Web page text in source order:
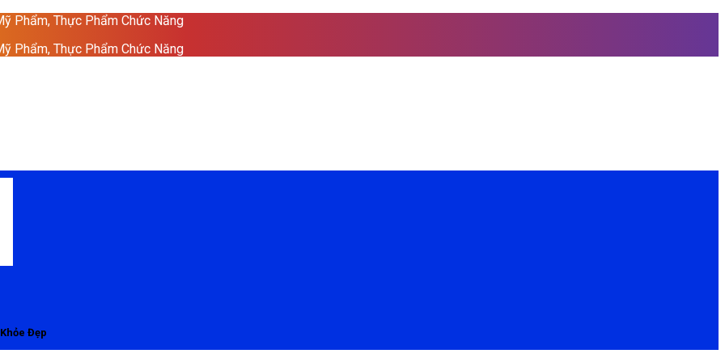
Phẩm, Thực Phẩm Chức Năng
Phẩm, Thực Phẩm Chức Năng
Đẹp